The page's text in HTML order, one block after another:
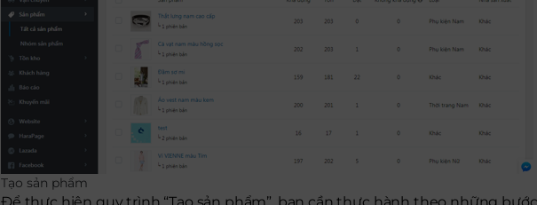
Tạo sản phẩm